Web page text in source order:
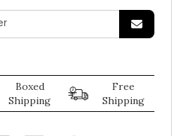
Boxed
Shipping
Free
Shipping